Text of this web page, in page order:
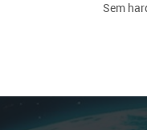
Sem